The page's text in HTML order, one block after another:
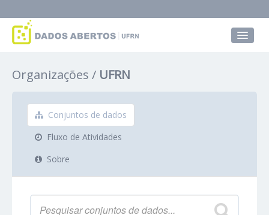
Grupos
Sobre
Organizações UFRN
Conjuntos de dados
Fluxo de Atividades
Sobre